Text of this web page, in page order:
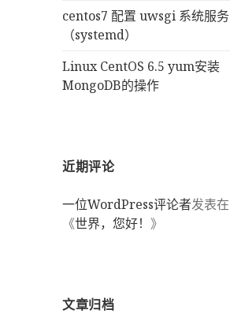
centos7 配置 uwsgi 系统服务
（systemd）
Linux CentOS 6.5 yum安装
MongoDB的操作
近期评论
一位WordPress评论者发表在
《世界，您好！》
文章归档